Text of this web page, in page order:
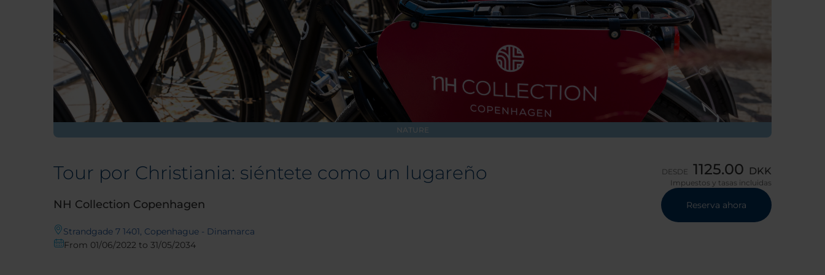
NATURE
Tour por Christiania: siéntete como un lugareño
NH Collection Copenhagen
Strandgade 7 1401, Copenhague - Dinamarca
From 01/06/2022 to 31/05/2034
DESDE 1125.00 DKK
Impuestos y tasas incluidas
Reserva ahora